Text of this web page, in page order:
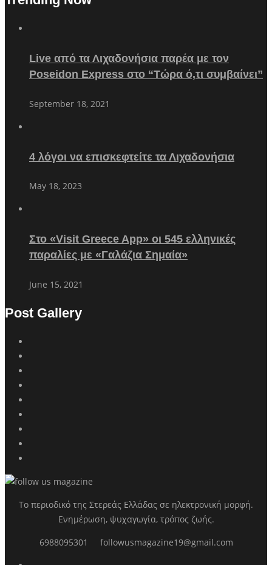
Live από τα Λιχαδονήσια παρέα με τον
Poseidon Express στο “Τώρα ό,τι συμβαίνει”
September 18, 2021
4 λόγοι να επισκεφτείτε τα Λιχαδονήσια
May 18, 2023
Στο «Visit Greece App» οι 545 ελληνικές
παραλίες με «Γαλάζια Σημαία»
June 15, 2021
Post Gallery
Το περιοδικό της Στερεάς Ελλάδας σε ηλεκτρονική μορφή.
Ενημέρωση, ψυχαγωγία, τρόπος ζωής.
6988095301 followusmagazine19@gmail.com